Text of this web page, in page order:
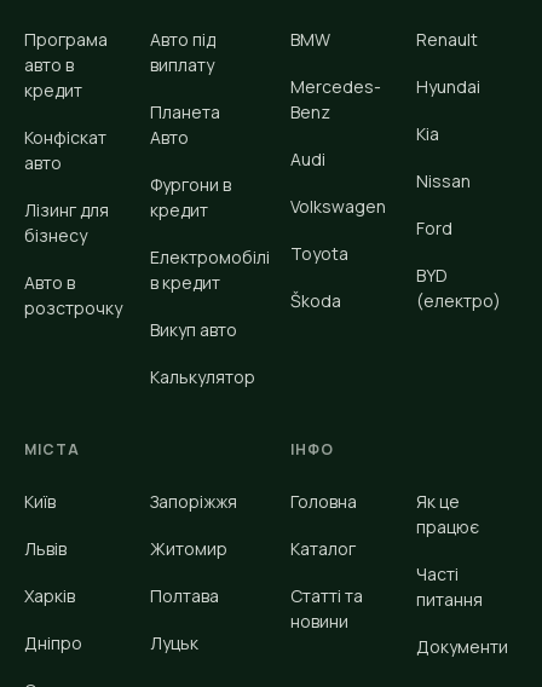
Програма
авто в
кредит
Конфіскат
авто
Лізинг для
бізнесу
Авто в
розстрочку
Авто під
виплату
Планета
Авто
Фургони в
кредит
Електромобілі
в кредит
Викуп авто
Калькулятор
BMW
Mercedes-
Benz
Audi
Volkswagen
Toyota
Škoda
Renault
Hyundai
Kia
Nissan
Ford
BYD
(електро)
МІСТА
Київ
Львів
Харків
Дніпро
Запоріжжя
Житомир
Полтава
Луцьк
ІНФО
Головна
Каталог
Статті та
новини
Як це
працює
Часті
питання
Документи